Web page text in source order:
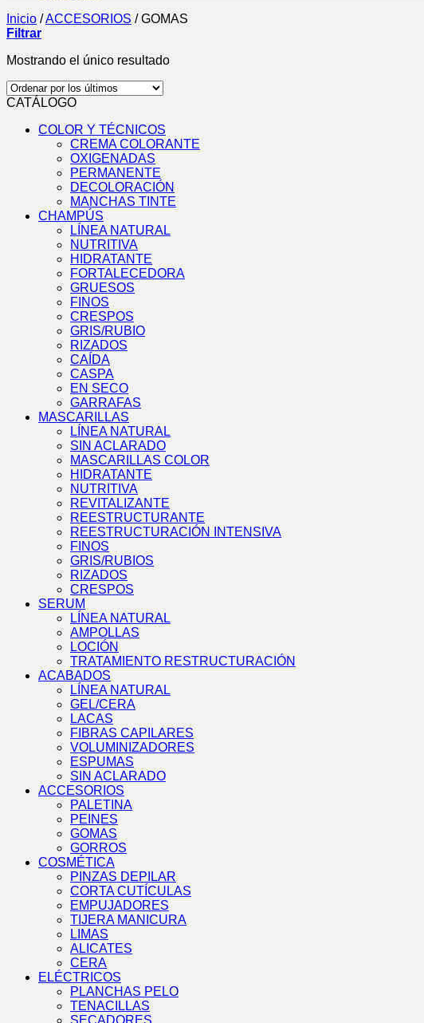
Inicio /ACCESORIOS /GOMAS
Filtrar
Mostrando el único resultado
CATÁLOGO
COLOR Y TÉCNICOS
CREMA COLORANTE
OXIGENADAS
PERMANENTE
DECOLORACIÓN
MANCHAS TINTE
CHAMPÚS
LÍNEA NATURAL
NUTRITIVA
HIDRATANTE
FORTALECEDORA
GRUESOS
FINOS
CRESPOS
GRIS/RUBIO
RIZADOS
CAÍDA
CASPA
EN SECO
GARRAFAS
MASCARILLAS
LÍNEA NATURAL
SIN ACLARADO
MASCARILLAS COLOR
HIDRATANTE
NUTRITIVA
REVITALIZANTE
REESTRUCTURANTE
REESTRUCTURACIÓN INTENSIVA
FINOS
GRIS/RUBIOS
RIZADOS
CRESPOS
SERUM
LÍNEA NATURAL
AMPOLLAS
LOCIÓN
TRATAMIENTO RESTRUCTURACIÓN
ACABADOS
LÍNEA NATURAL
GEL/CERA
LACAS
FIBRAS CAPILARES
VOLUMINIZADORES
ESPUMAS
SIN ACLARADO
ACCESORIOS
PALETINA
PEINES
GOMAS
GORROS
COSMÉTICA
PINZAS DEPILAR
CORTA CUTÍCULAS
EMPUJADORES
TIJERA MANICURA
LIMAS
ALICATES
CERA
ELÉCTRICOS
PLANCHAS PELO
TENACILLAS